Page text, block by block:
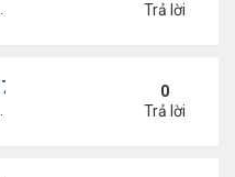
Trả lời
30/21- 8/6/21
0
Trả lời